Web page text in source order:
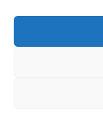
marché où l'on